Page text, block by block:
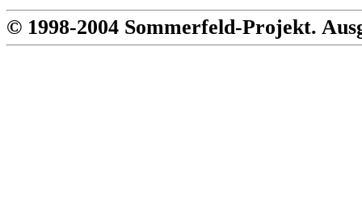
© 1998-2004 Sommerfeld-Projekt.